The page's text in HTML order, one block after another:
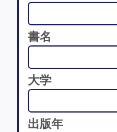
書名
大学
出版年